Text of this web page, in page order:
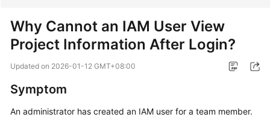
Billing
Getting
Started
User
Why Cannot an IAM User View
Project Information After Login?
Updated on 2026-01-12 GMT+08:00
Symptom
An administrator has created an IAM user for a team member.